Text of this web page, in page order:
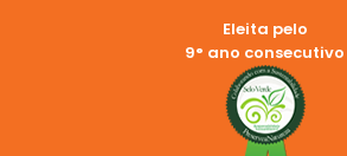
Eleita pelo
9° ano consecutivo